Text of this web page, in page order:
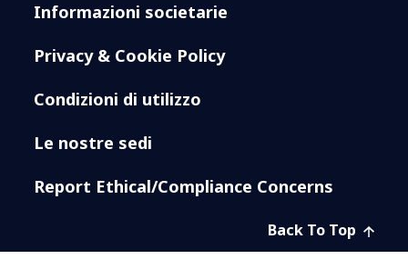
Informazioni societarie
Privacy & Cookie Policy
Condizioni di utilizzo
Le nostre sedi
Report Ethical/Compliance Concerns
Back To Top